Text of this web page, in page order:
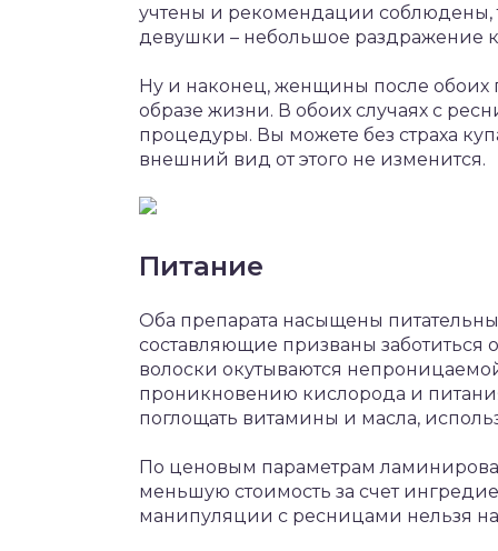
учтены и рекомендации соблюдены,
девушки – небольшое раздражение
Ну и наконец, женщины после обоих
образе жизни. В обоих случаях с
процедуры. Вы можете без страха
внешний вид от этого не изменится.
Питание
Оба препарата насыщены
составляющие призваны
волоски окутываются
проникновению кислорода и
поглощать витамины и масла,
По ценовым параметрам
меньшую стоимость за счет
манипуляции с ресницами нельзя